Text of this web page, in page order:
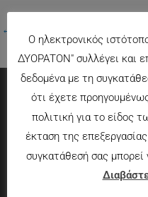
←
Ο ηλεκτρονικός
ΔΥΟΡΑΤΟΝ" συλλέγει και
δεδομένα με τη
ότι έχετε
πολιτική για το είδος
έκταση της
συγκατάθεσή σας μπορεί